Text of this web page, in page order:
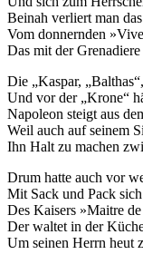
Beinah verliert man
Vom donnernden
Das mit der Grenadiere
Die „Kaspar,
Und vor der „Krone“
Napoleon steigt aus
Weil auch auf seinem
Ihn Halt zu machen
Drum hatte auch vor
Mit Sack und Pack
Des Kaisers »Maitre
Der waltet in der
Um seinen Herrn heut